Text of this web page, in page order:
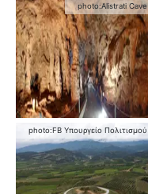
photo:Alistrati Cave
photo:FB Υπουργείο Πολιτισμού